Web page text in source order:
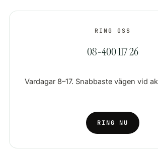
RING OSS
08-400 117 26
Vardagar 8–17. Snabbaste vägen vid
RING NU